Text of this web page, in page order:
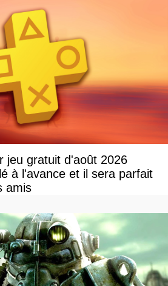
jeu gratuit d'août 2026
à l'avance et il sera parfait
amis